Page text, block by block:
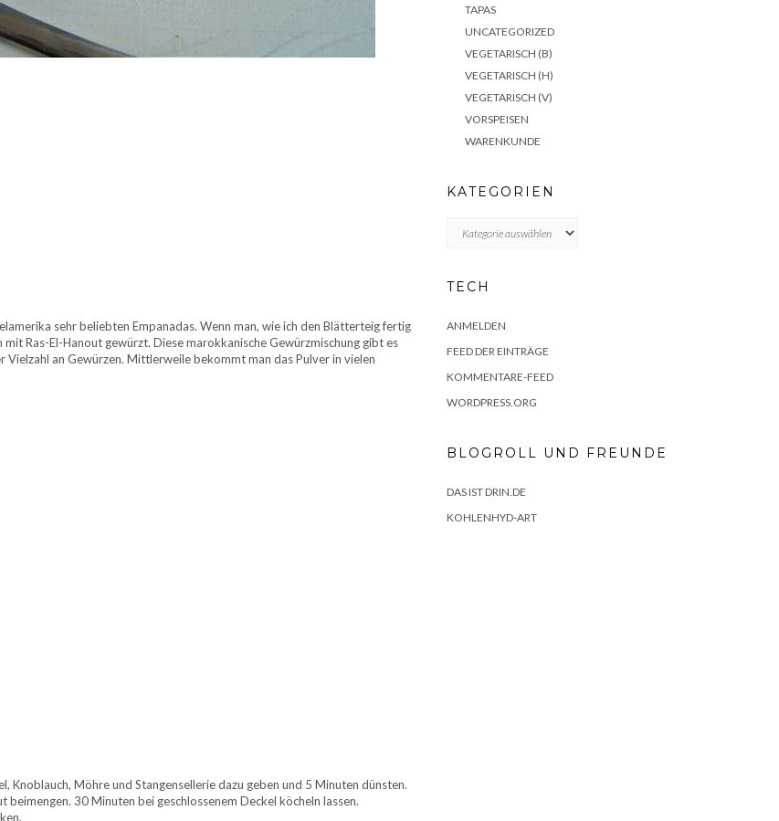
sehr beliebten Empanadas. Wenn man, wie ich den Blätterteig fertig
Ras-El-Hanout gewürzt. Diese marokkanische Gewürzmischung gibt es
an Gewürzen. Mittlerweile bekommt man das Pulver in vielen
Knoblauch, Möhre und Stangensellerie dazu geben und 5 Minuten dünsten.
30 Minuten bei geschlossenem Deckel köcheln lassen.
TAPAS
UNCATEGORIZED
VEGETARISCH (B)
VEGETARISCH (H)
VEGETARISCH (V)
VORSPEISEN
WARENKUNDE
KATEGORIEN
TECH
ANMELDEN
FEED DER EINTRÄGE
KOMMENTARE-FEED
WORDPRESS.ORG
BLOGROLL UND FREUNDE
DAS IST DRIN.DE
KOHLENHYD-ART